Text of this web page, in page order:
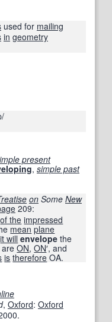
used for mailing
in geometry
present
, simple past
on Some New
209:
of the impressed
mean plane
it will envelope the
areON,ON′, and
is therefore OA.
, Oxford: Oxford